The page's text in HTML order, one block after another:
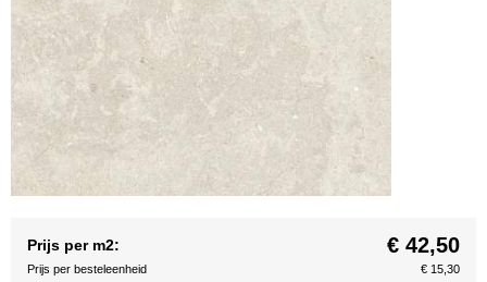
Prijs per m2: € 42,50
Prijs per besteleenheid € 15,30